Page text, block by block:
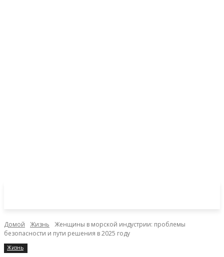
Домой Жизнь
Женщины в морской индустрии: проблемы
безопасности и пути решения в 2025 году
Жизнь